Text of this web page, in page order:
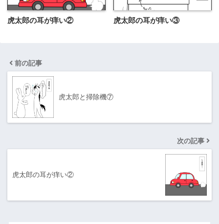
虎太郎の耳が痒い② 虎太郎の耳が痒い③
前の記事
虎太郎と掃除機⑦
次の記事
虎太郎の耳が痒い②